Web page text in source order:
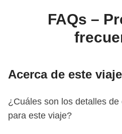
FAQs –
Acerca de este viaje
¿Cuáles son los detalles
para este viaje?